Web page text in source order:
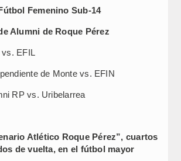
Femenino Sub-14
Alumni de Roque Pérez
vs. EFIL
de Monte vs. EFIN
RP vs. Uribelarrea
Atlético Roque Pérez”, cuartos
de vuelta, en el fútbol mayor